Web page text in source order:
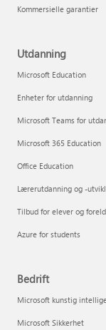
Kommersielle garantier
Utdanning
Microsoft Education
Enheter for utdanning
Microsoft Teams for
Microsoft 365 Education
Office Education
Lærerutdanning og -
Tilbud for elever og
Azure for students
Bedrift
Microsoft kunstig
Microsoft Sikkerhet